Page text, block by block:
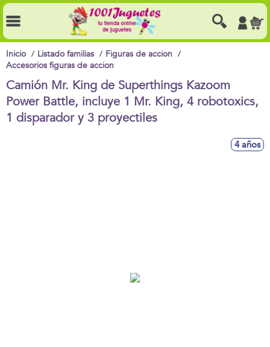
Inicio Listado familias
Figuras de accion
Accesorios figuras de accion
Camión Mr. King de Superthings Kazoom
Power Battle, incluye 1 Mr. King, 4 robotoxics,
1 disparador y 3 proyectiles
4 años